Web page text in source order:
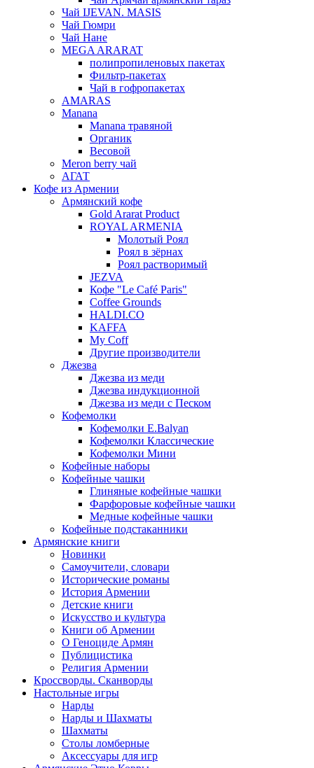
Чай IJEVAN. MASIS
Чай Гюмри
Чай Нане
MEGA ARARAT
полипропиленовых пакетах
Фильтр-пакетах
Чай в гофропакетах
AMARAS
Manana
Manana травяной
Органик
Весовой
Meron berry чай
АГАТ
Кофе из Армении
Армянский кофе
Gold Ararat Product
ROYAL ARMENIA
Молотый Роял
Роял в зёрнах
Роял растворимый
JEZVA
Кофе "Le Café Paris"
Coffee Grounds
HALDI.CO
KAFFA
My Coff
Другие производители
Джезва
Джезва из меди
Джезва индукционной
Джезва из меди с Песком
Кофемолки
Кофемолки E.Balyan
Кофемолки Классические
Кофемолки Мини
Кофейные наборы
Кофейные чашки
Глиняные кофейные чашки
Фарфоровые кофейные чашки
Медные кофейные чашки
Кофейные подстаканники
Армянские книги
Новинки
Самоучители, словари
Исторические романы
История Армении
Детские книги
Иcкусство и культура
Книги об Армении
О Геноциде Армян
Публицистика
Религия Армении
Кроссворды. Сканворды
Настольные игры
Нарды
Нарды и Шахматы
Шахматы
Столы ломберные
Аксессуары для игр